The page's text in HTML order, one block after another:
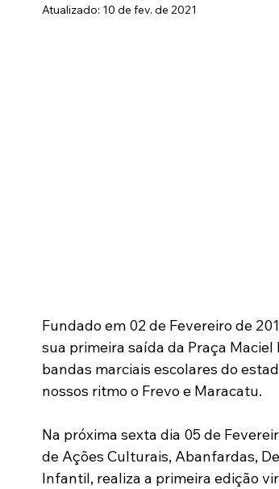
Copa Recife de Bandas Escolares
Atualizado: 10 de fev. de 2021
Fundado em 02 de Fevereiro de
sua primeira saída da Praça
bandas marciais escolares do
nossos ritmo o Frevo e Maracatu.
Na próxima sexta dia 05 de
de Ações Culturais, Abanfardas,
Infantil, realiza a primeira edição